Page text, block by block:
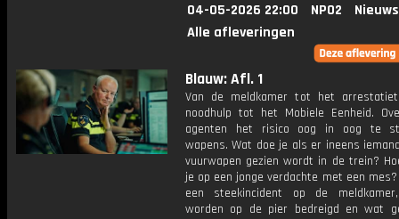
04-05-2026 22:00 NPO2
Alle afleveringen
Blauw: Afl. 1
Van de meldkamer tot het
noodhulp tot het Mobiele Eenheid.
agenten het risico oog in oog te
wapens. Wat doe je als er ineens
vuurwapen gezien wordt in de trein?
je op een jonge verdachte met een mes?
een steekincident op de
worden op de pier bedreigd en wat